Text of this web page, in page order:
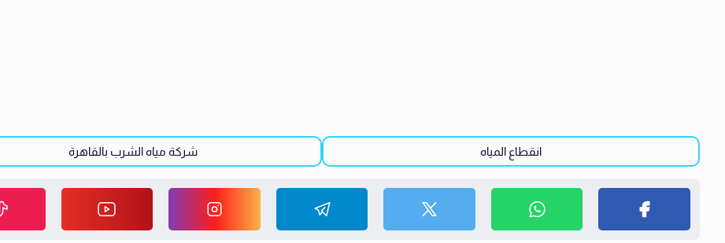
انقطاع المياه شركة مياه الشرب بالقاهرة